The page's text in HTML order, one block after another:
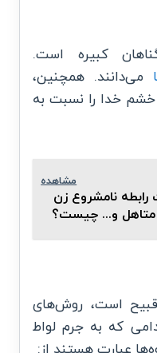
کبیره است.
می‌دانند. همچنین،
خشم خدا را نسبت به
مشاهده
نامشروع زن
متاهل و... چیست؟
قبیح است، روش‌های
که به جرم لواط